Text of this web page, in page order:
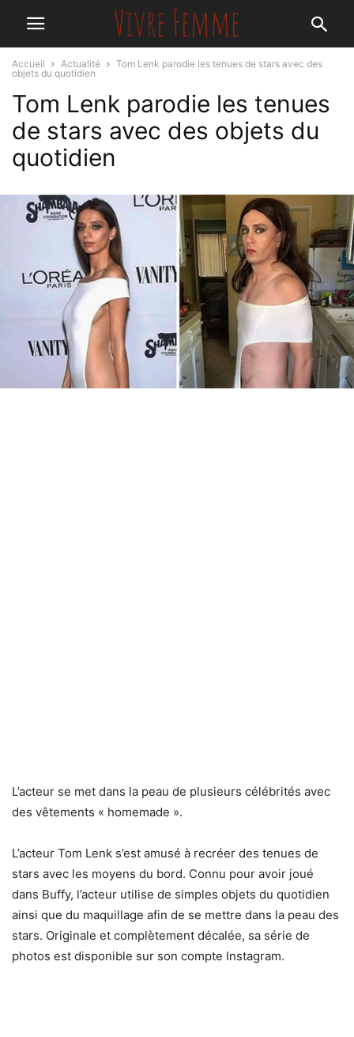
Accueil Actualité
Tom Lenk parodie les tenues de stars avec des
objets du quotidien
Tom Lenk parodie les tenues
de stars avec des objets du
quotidien
L’acteur se met dans la peau de plusieurs célébrités avec
des vêtements « homemade ».
L’acteur Tom Lenk s’est amusé à recréer des tenues de
stars avec les moyens du bord. Connu pour avoir joué
dans Buffy, l’acteur utilise de simples objets du quotidien
ainsi que du maquillage afin de se mettre dans la peau des
stars. Originale et complètement décalée, sa série de
photos est disponible sur son compte Instagram.